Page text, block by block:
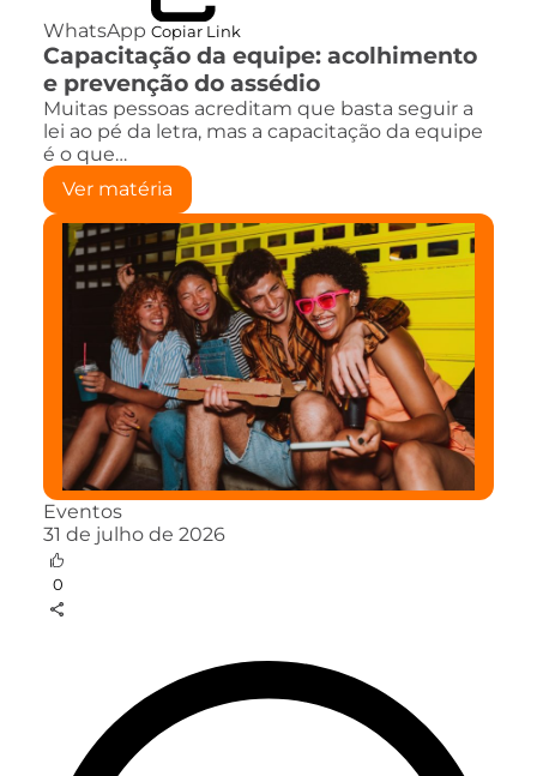
WhatsApp Copiar Link
Capacitação da equipe: acolhimento
e prevenção do assédio
Muitas pessoas acreditam que basta seguir a
lei ao pé da letra, mas a capacitação da equipe
é o que…
Ver matéria
Eventos
31 de julho de 2026
0